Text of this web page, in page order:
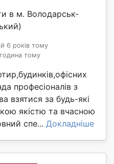
в м. Володарськ-
6 років тому
тому
професіоналів з
взятися за будь-які
якістю та вчасною
спе... Докладніше